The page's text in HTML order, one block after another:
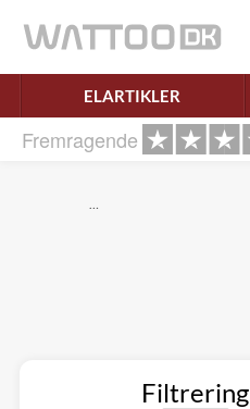
ELARTIKLER
Fremragende
…
Filtrering
Ret samtykke!